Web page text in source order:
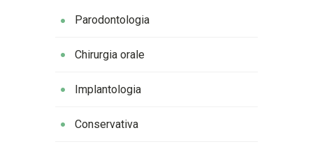
Parodontologia
Chirurgia orale
Implantologia
Conservativa